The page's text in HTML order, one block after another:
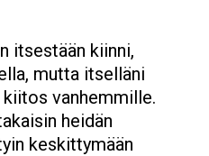
itsestään kiinni,
mutta itselläni
vanhemmille.
heidän
keskittymään